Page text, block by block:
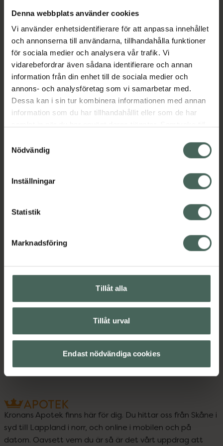
Denna webbplats använder cookies
Vi använder enhetsidentifierare för att anpassa innehållet
och annonserna till användarna, tillhandahålla funktioner
för sociala medier och analysera vår trafik. Vi
vidarebefordrar även sådana identifierare och annan
information från din enhet till de sociala medier och
annons- och analysföretag som vi samarbetar med.
Dessa kan i sin tur kombinera informationen med annan
information som du har tillhandahållit eller som de har
återkalla ditt samtycke via webbplatsens
cookieinställningar. Ett återkallat samtycke påverkar inte
lagligheten av behandling som skett innan återkallelsen.
Nödvändig
Inställningar
Statistik
Marknadsföring
Tillåt alla
Tillåt urval
Endast nödvändiga cookies
ett naturligt, uttrycksfullt resultat som täcker
efterbehandlingen berikad med olivolja från
Medelhavet består av 97 %* ingredienser av
naturligt ursprung (* inklusive vatten) och ger
ett välvårdat hår med strålande nyans.-
Naturligt, intensivt och glänsande resultat-
Upptill 100% gråhårstäckning-Ingredienser av
naturligt ursprung
Kategorier:
Omdömen Visa
Innehåll Visa
Instruktioner Visa
Kronans Apotek finns här för dig. Du hittar oss från Skåne i
syd till Lappland i norr, och online i mobilen och på
datorn. Oavsett vem du är så är det vårt uppdrag att